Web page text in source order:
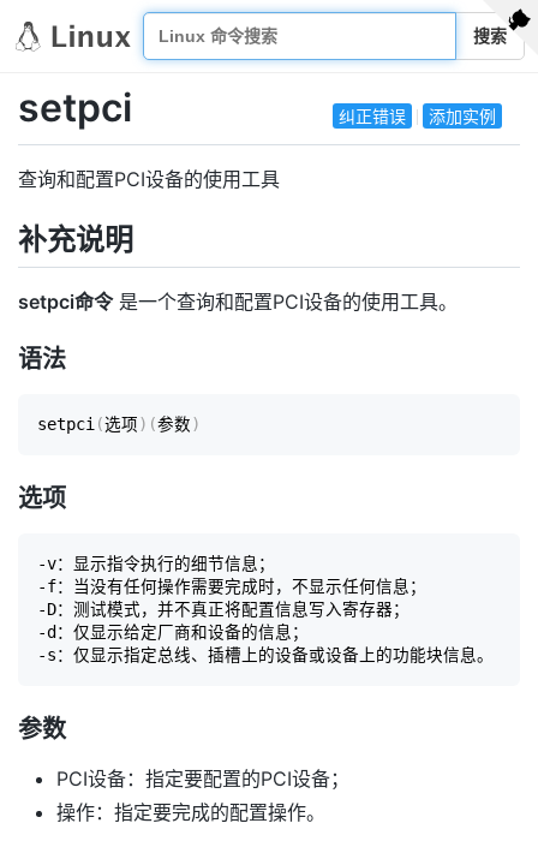
搜索
纠正错误 添加实例
setpci
查询和配置PCI设备的使用工具
补充说明
setpci命令是一个查询和配置PCI设备的使用工具。
语法
setpci (选项) (参数)
选项
-v：显示指令执行的细节信息；
-f：当没有任何操作需要完成时，不显示任何信息；
-D：测试模式，并不真正将配置信息写入寄存器；
-d：仅显示给定厂商和设备的信息；
参数
PCI设备：指定要配置的PCI设备；
操作：指定要完成的配置操作。